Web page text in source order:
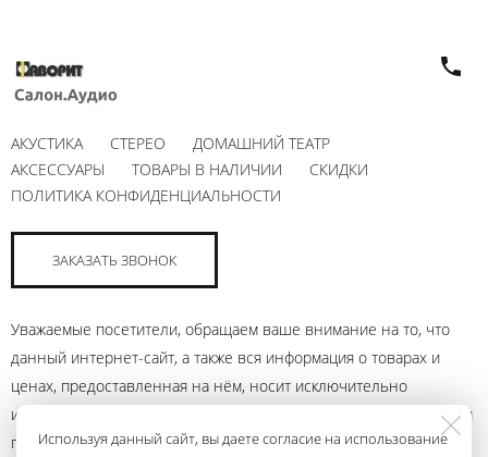
Используя данный сайт, вы даете согласие на использование
АКУСТИКА СТЕРЕО
ДОМАШНИЙ ТЕАТР
АКСЕССУАРЫ
ТОВАРЫ В НАЛИЧИИ
СКИДКИ
ПОЛИТИКА КОНФИДЕНЦИАЛЬНОСТИ
ЗАКАЗАТЬ ЗВОНОК
Уважаемые посетители, обращаем ваше внимание на то, что
данный интернет-сайт, а также вся информация о товарах и
ценах, предоставленная на нём, носит исключительно
информационный характер и ни при каких условиях не является
публичной офертой, определяемой положениями Статьи 437